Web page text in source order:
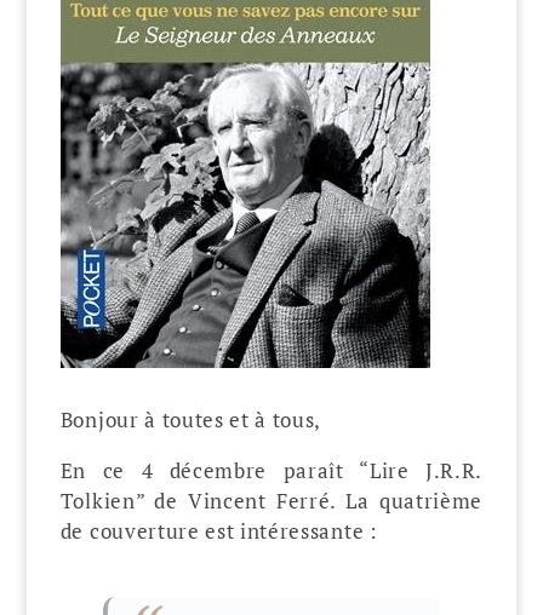
Bonjour à toutes et à tous,
En ce 4 décembre paraît “Lire J.R.R.
Tolkien” de Vincent Ferré. La quatrième
de couverture est intéressante :